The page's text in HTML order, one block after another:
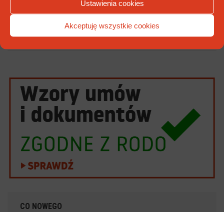
Akceptuję wszystkie cookies
Ustawienia cookies
CO NOWEGO